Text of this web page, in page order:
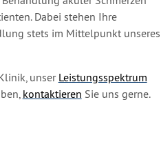
Dabei stehen Ihre
stets im Mittelpunkt unseres
unser Leistungsspektrum
kontaktieren Sie uns gerne.